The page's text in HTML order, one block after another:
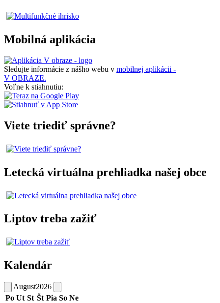
Mobilná aplikácia
Sledujte informácie z nášho webu v mobilnej aplikácii -
V OBRAZE.
Voľne k stiahnutiu:
Viete triediť správne?
Letecká virtuálna prehliadka našej obce
Liptov treba zažiť
Kalendár
August2026
Po Ut St Št Pia So Ne